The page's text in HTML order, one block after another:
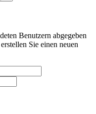
Benutzern abgegeben
Sie einen neuen